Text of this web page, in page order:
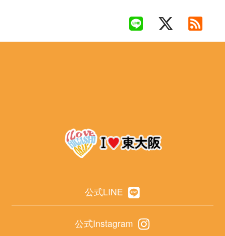
公式LINE
公式Instagram